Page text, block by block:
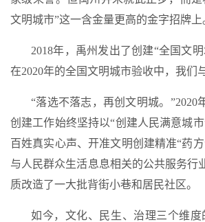
文明城市”这一含金量更高的金字招牌上
2018年，禹州发出了创建“全国文
在2020年的全国文明城市验收中，我们
“落选不落志，再创文明城。”2020
创建工作始终坚持以“创建人民满意城市
百姓真实心声、开准文明创建精准“药
与人民群众生活息息相关的公共服务行
质改造了一大批背街小巷和居民社区。
如今， 文化、民生、治理三个维